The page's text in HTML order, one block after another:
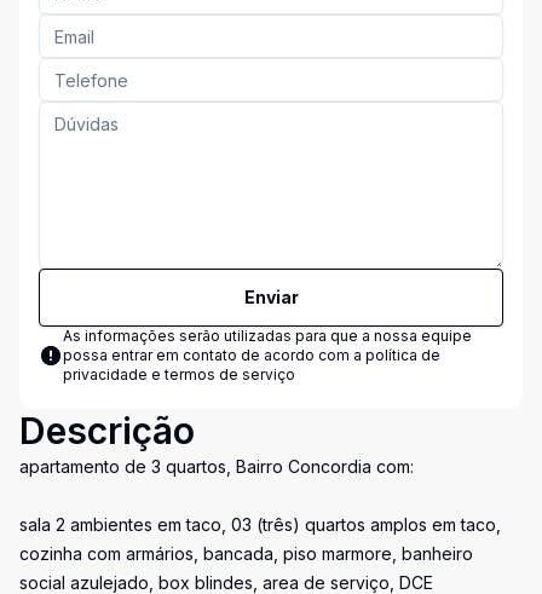
Enviar
As informações serão utilizadas para que a nossa equipe
possa entrar em contato de acordo com a política de
privacidade e termos de serviço
Descrição
apartamento de 3 quartos, Bairro Concordia com:
sala 2 ambientes em taco, 03 (três) quartos amplos em taco,
cozinha com armários, bancada, piso marmore, banheiro
social azulejado, box blindes, area de serviço, DCE